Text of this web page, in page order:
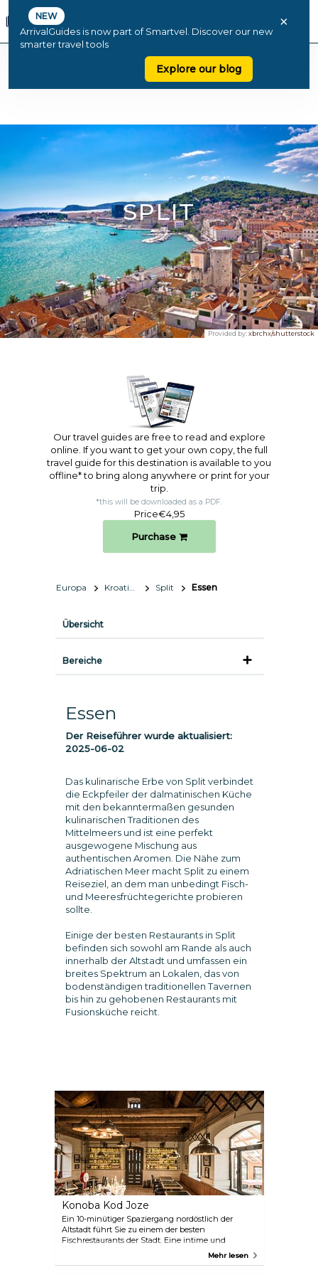
NEW
ArrivalGuides is now part of Smartvel. Discover our new
smarter travel tools
Explore our blog
×
SPLIT
Provided by:xbrchx/shutterstock
Our travel guides are free to read and explore
online. If you want to get your own copy, the full
travel guide for this destination is available to you
offline* to bring along anywhere or print for your
trip.​
*this will be downloaded as a PDF.
Price€4,95
Purchase
Europa Kroatien Split Essen
Übersicht
Bereiche
Essen
Der Reiseführer wurde aktualisiert:
2025-06-02
Das kulinarische Erbe von Split verbindet
die Eckpfeiler der dalmatinischen Küche
mit den bekanntermaßen gesunden
kulinarischen Traditionen des
Mittelmeers und ist eine perfekt
ausgewogene Mischung aus
authentischen Aromen. Die Nähe zum
Adriatischen Meer macht Split zu einem
Reiseziel, an dem man unbedingt Fisch-
und Meeresfrüchtegerichte probieren
sollte.
Einige der besten Restaurants in Split
befinden sich sowohl am Rande als auch
innerhalb der Altstadt und umfassen ein
breites Spektrum an Lokalen, das von
bodenständigen traditionellen Tavernen
bis hin zu gehobenen Restaurants mit
Fusionsküche reicht.
Konoba Kod Joze
Ein 10-minütiger Spaziergang nordöstlich der
Altstadt führt Sie zu einem der besten
Fischrestaurants der Stadt. Eine intime und
freundliche Atmosphäre, das gemütliche, rustikale
Mehr lesen